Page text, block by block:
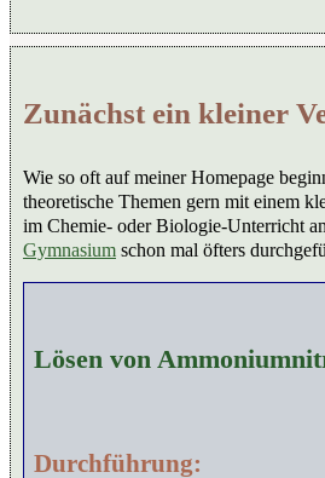
Zunächst ein kleiner
Wie so oft auf meiner Homepage
theoretische Themen gern mit einem
im Chemie- oder Biologie-Unterricht
Gymnasium schon mal öfters
Lösen von
Durchführung: